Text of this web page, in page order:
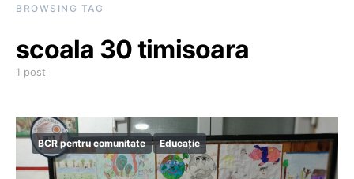
BROWSING TAG
scoala 30 timisoara
1 post
BCR pentru comunitate Educație